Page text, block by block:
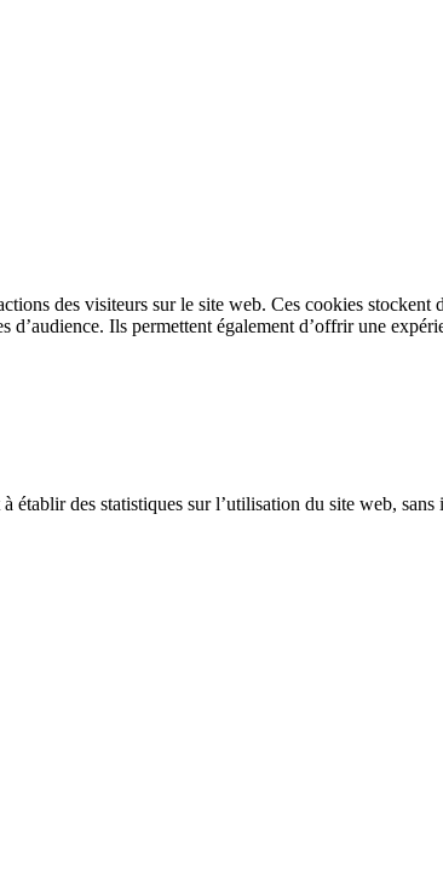
des visiteurs sur le site web. Ces cookies
Ils permettent également d’offrir une
établir des statistiques sur l’utilisation du site web,